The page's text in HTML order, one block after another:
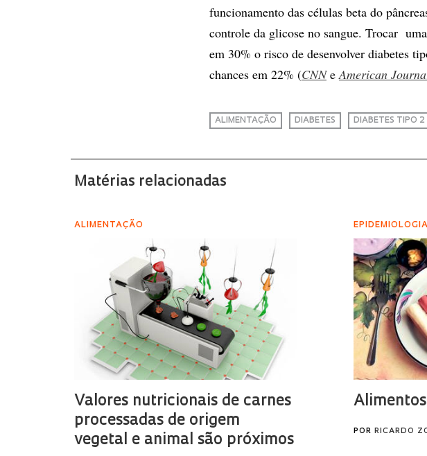
funcionamento das células beta do
controle da glicose no sangue. Trocar
em 30% o risco de desenvolver diabetes
chances em 22% (CNNeAmerican
ALIMENTAÇÃO DIABETES DIABETES TIPO 2